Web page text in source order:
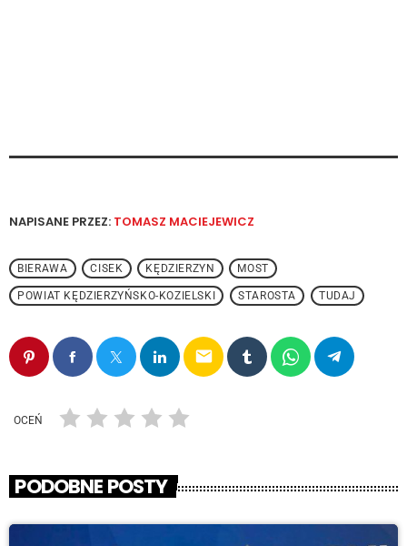
NAPISANE PRZEZ: TOMASZ MACIEJEWICZ
BIERAWA CISEK KĘDZIERZYN MOST
POWIAT KĘDZIERZYŃSKO-KOZIELSKI STAROSTA TUDAJ
email
OCEŃ
PODOBNE POSTY